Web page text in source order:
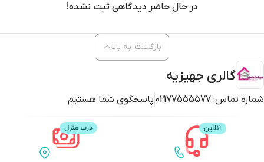
در حال حاضر دیدگاهی ثبت نشده!
گالری جهیزیه
شماره تماس: 02177555577 پاسخگوی شما هستیم
بازگشت به بالا